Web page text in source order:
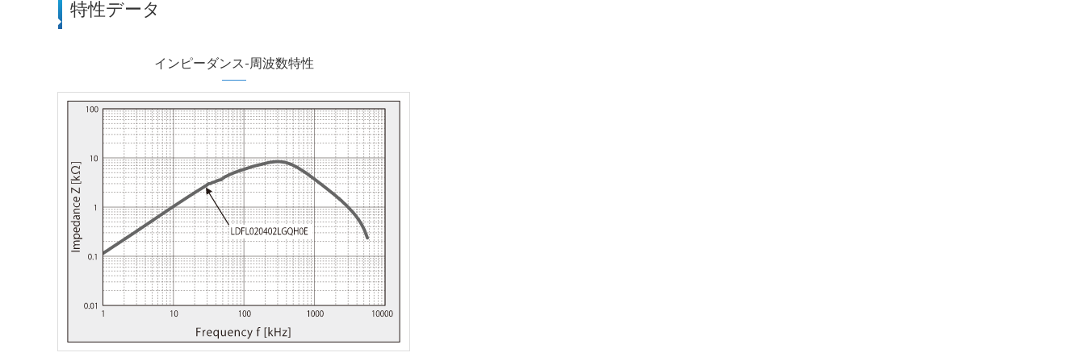
特性データ
インピーダンス-周波数特性